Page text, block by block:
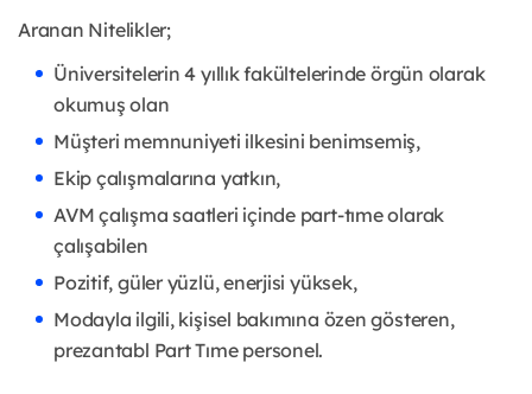
Aranan Nitelikler;
Üniversitelerin 4 yıllık fakültelerinde örgün olarak
okumuş olan
Müşteri memnuniyeti ilkesini benimsemiş,
Ekip çalışmalarına yatkın,
AVM çalışma saatleri içinde part-tıme olarak
çalışabilen
Pozitif, güler yüzlü, enerjisi yüksek,
Modayla ilgili, kişisel bakımına özen gösteren,
prezantabl Part Tıme personel.